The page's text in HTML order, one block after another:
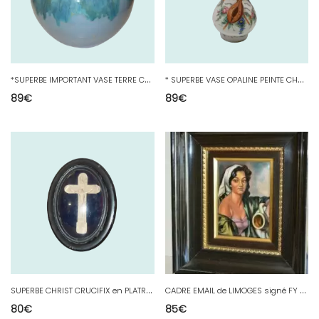
*
SUPERBE IMPORTANT VASE TERRE CUITE EMAILLEE avec COULURES & à CRAQUELURES D
89€
*
SUPERBE VASE OPALINE PEINTE CHARLES X décor dinstruments de Musique FLEURS D
89€
S
UPERBE CHRIST CRUCIFIX en PLATRE sous VERRE BOMBE CADRE BOIS NOIRCI NIII XIXe
80€
C
ADRE EMAIL de LIMOGES signé FY CARMONA PORTRAIT FEMME GITANE signé Cadre Bois
85€